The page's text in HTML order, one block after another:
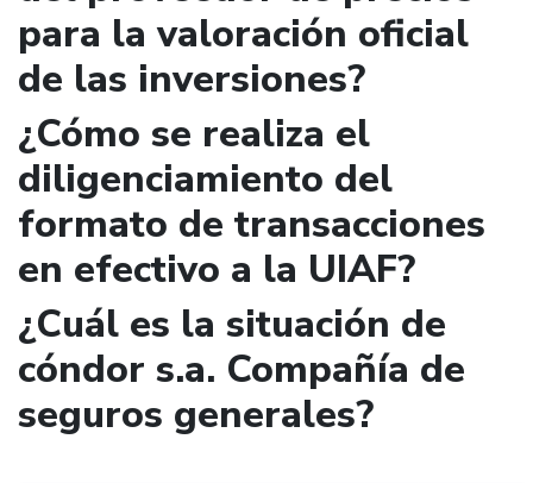
para la valoración oficial
de las inversiones?
¿Cómo se realiza el
diligenciamiento del
formato de transacciones
en efectivo a la UIAF?
¿Cuál es la situación de
cóndor s.a. Compañía de
seguros generales?